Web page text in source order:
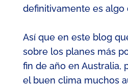
definitivamente es algo
Así que en este blog
sobre los planes más
fin de año en Australia,
el buen clima muchos